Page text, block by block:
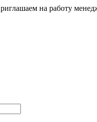
на работу менеджеров